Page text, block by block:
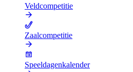
Veldcompetitie
Zaalcompetitie
Speeldagenkalender